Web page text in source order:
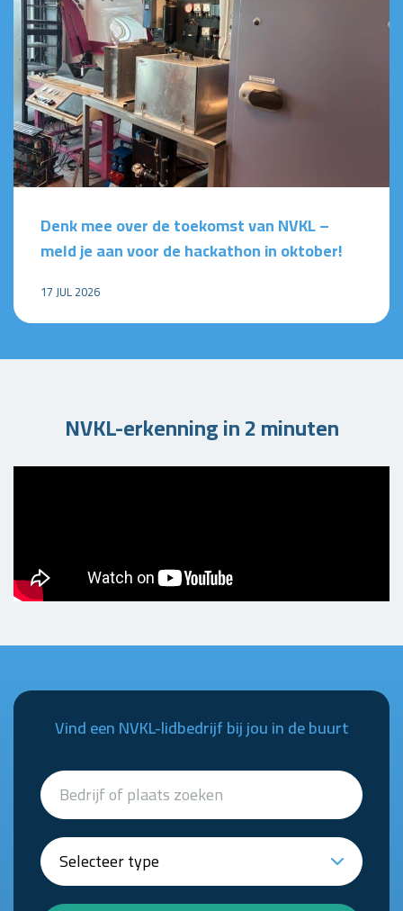
Denk mee over de toekomst van NVKL –
meld je aan voor de hackathon in oktober!
17 JUL 2026
NVKL-erkenning in 2 minuten
Vind een NVKL-lidbedrijf bij jou in de buurt